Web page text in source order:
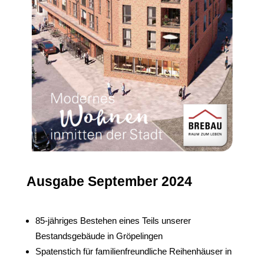
Ausgabe September 2024
85-jähriges Bestehen eines Teils unserer
Bestandsgebäude in Gröpelingen
Spatenstich für familienfreundliche Reihenhäuser in